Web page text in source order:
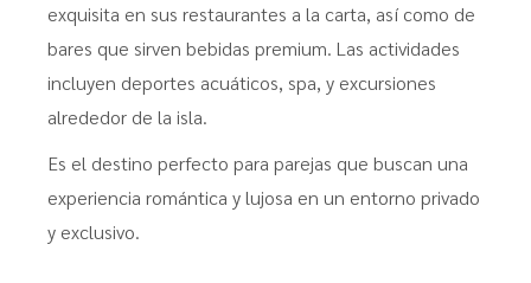
exquisita en sus restaurantes a la carta, así como de
bares que sirven bebidas premium. Las actividades
incluyen deportes acuáticos, spa, y excursiones
alrededor de la isla.
Es el destino perfecto para parejas que buscan una
experiencia romántica y lujosa en un entorno privado
y exclusivo.